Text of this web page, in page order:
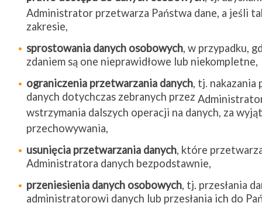
Administrator przetwarza Państwa dane, a jeśli
zakresie,
sprostowania danych osobowych, w przypadku,
zdaniem są one nieprawidłowe lub niekompletne,
ograniczenia przetwarzania danych, tj. nakazania
danych dotychczas zebranych przez
wstrzymania dalszych operacji na danych, za
przechowywania,
usunięcia przetwarzania danych, które
Administratora danych bezpodstawnie,
przeniesienia danych osobowych, tj. przesłania
administratorowi danych lub przesłania ich do